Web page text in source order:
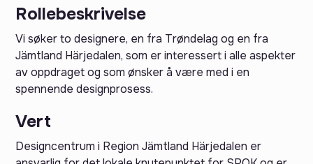
Rollebeskrivelse
Vi søker to designere, en fra Trøndelag og en fra
Jämtland Härjedalen, som er interessert i alle aspekter
av oppdraget og som ønsker å være med i en
spennende designprosess.
Vert‍
Designcentrum i Region Jämtland Härjedalen er